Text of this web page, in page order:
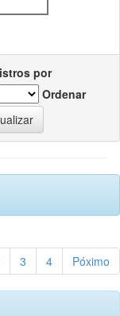
por
Ordenar
3 4 Póximo